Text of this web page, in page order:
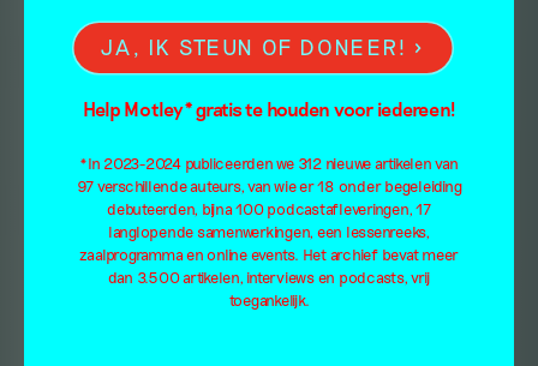
JA, IK STEUN OF DONEER!
Help Motley* gratis te houden voor iedereen!
*In 2023-2024 publiceerden we 312 nieuwe artikelen van
97 verschillende auteurs, van wie er 18 onder begeleiding
debuteerden, bijna 100 podcastafleveringen, 17
langlopende samenwerkingen, een lessenreeks,
zaalprogramma en online events. Het archief bevat meer
dan 3.500 artikelen, interviews en podcasts, vrij
toegankelijk.